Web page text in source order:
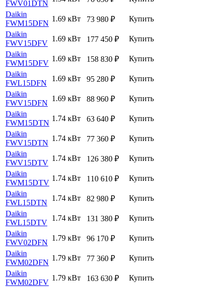
FWV01DTN
Daikin
FWM15DFN
1.69 кВт 73 980 ₽
Купить
Daikin
FWV15DFV
1.69 кВт 177 450 ₽
Купить
Daikin
FWM15DFV
1.69 кВт 158 830 ₽
Купить
Daikin
FWL15DFN
1.69 кВт 95 280 ₽
Купить
Daikin
FWV15DFN
1.69 кВт 88 960 ₽
Купить
Daikin
FWM15DTN
1.74 кВт 63 640 ₽
Купить
Daikin
FWV15DTN
1.74 кВт 77 360 ₽
Купить
Daikin
FWV15DTV
1.74 кВт 126 380 ₽
Купить
Daikin
FWM15DTV
1.74 кВт 110 610 ₽
Купить
Daikin
FWL15DTN
1.74 кВт 82 980 ₽
Купить
Daikin
FWL15DTV
1.74 кВт 131 380 ₽
Купить
Daikin
FWV02DFN
1.79 кВт 96 170 ₽
Купить
Daikin
FWM02DFN
1.79 кВт 77 360 ₽
Купить
Daikin
FWM02DFV
1.79 кВт 163 630 ₽
Купить